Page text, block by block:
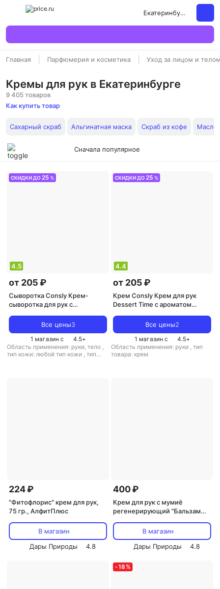
Екатеринбург
Главная Парфюмерия и косметика Уход за лицом и
Кремы для рук в Екатеринбурге
9 405 товаров
Как купить товар
Сахарный скраб Альгинатная маска Скраб из кофе Масло
Сначала популярное
СКИДКИ ДО25 %
4.5
от 205 ₽
Сыворотка Consly Крем-
сыворотка для рук с
Все цены3
1 магазин с 4.5+
Область применения: руки, тело ,
тип кожи: любой тип кожи , тип
СКИДКИ ДО25 %
4.4
от 205 ₽
Крем Consly Крем для рук
Dessert Time с ароматом
Все цены2
1 магазин с 4.5+
Область применения: руки , тип
товара: крем
224 ₽
"Фитофлорис" крем для рук,
75 гр., АлфитПлюс
В магазин
Дары Природы
4.8
400 ₽
Крем для рук с мумиё
регенерирующий "Бальзам
В магазин
Дары Природы
4.8
-18 %